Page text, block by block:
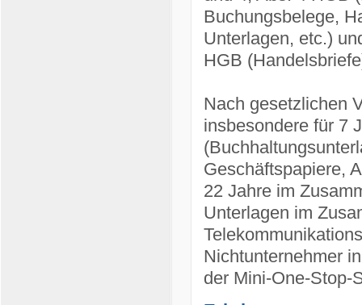
Buchungsbelege,
Unterlagen, etc.)
HGB
Nach gesetzlichen
insbesondere für 7
Geschäftspapiere,
22 Jahre im
Unterlagen im
Nichtunternehmer
der Mini-One-Stop-